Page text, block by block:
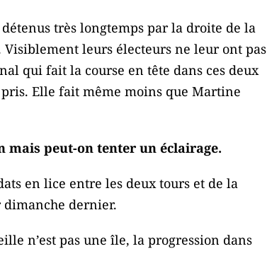
très longtemps par la droite de la
Visiblement leurs électeurs ne leur ont pas
qui fait la course en tête dans ces deux
pris. Elle fait même moins que Martine
peut-on tenter un éclairage.
en lice entre les deux tours et de la
dimanche dernier.
n’est pas une île, la progression dans